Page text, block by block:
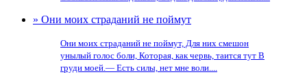
» Они моих страданий не поймут
Они моих страданий не поймут, Для них смешон
унылый голос боли, Которая, как червь, таится тут В
груди моей.— Есть силы, нет мне воли....